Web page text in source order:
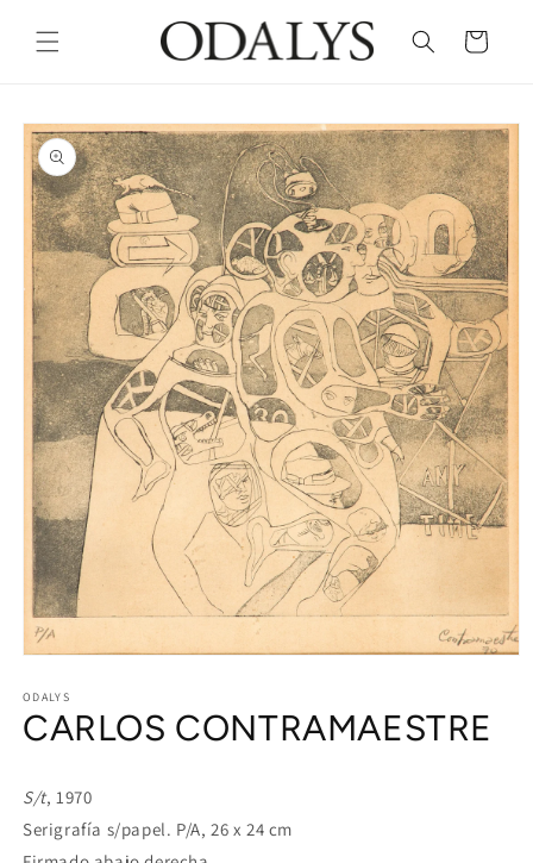
content
Cart
Skip to
product
information
1
in
modal
ODALYS
CARLOS CONTRAMAESTRE
S/t, 1970
Serigrafía s/papel. P/A, 26 x 24 cm